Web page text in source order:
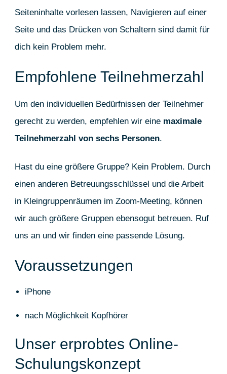
Seiteninhalte vorlesen lassen, Navigieren auf einer
Seite und das Drücken von Schaltern sind damit für
dich kein Problem mehr.
Empfohlene Teilnehmerzahl
Um den individuellen Bedürfnissen der Teilnehmer
gerecht zu werden, empfehlen wir eine maximale
Teilnehmerzahl von sechs Personen.
Hast du eine größere Gruppe? Kein Problem. Durch
einen anderen Betreuungsschlüssel und die Arbeit
in Kleingruppenräumen im Zoom-Meeting, können
wir auch größere Gruppen ebensogut betreuen. Ruf
uns an und wir finden eine passende Lösung.
Voraussetzungen
iPhone
nach Möglichkeit Kopfhörer
Unser erprobtes Online-
Schulungskonzept